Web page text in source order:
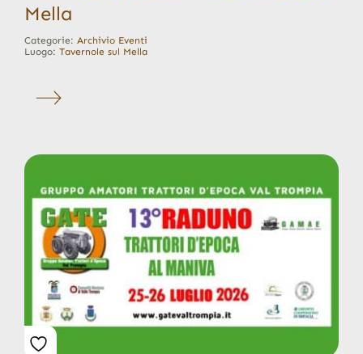
Mella
Categorie: Archivio Eventi
Luogo: Tavernole sul Mella